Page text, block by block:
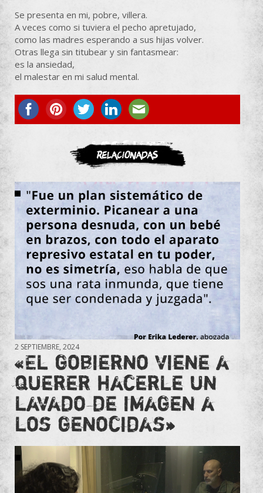
Se presenta en mi, pobre, villera.
A veces como si tuviera el pecho apretujado,
como las madres esperando a sus hijas volver.
Otras llega sin titubear y sin fantasmear:
es la ansiedad,
el malestar en mi salud mental.
ASOCIATE
Relacionadas
2 SEPTIEMBRE, 2024
«El gobierno viene a
querer hacerle un
lavado de imagen a
los genocidas»